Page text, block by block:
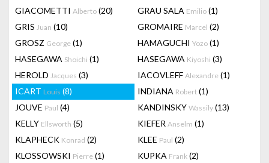
GIACOMETTI Alberto (20) GRAU SALA Emilio (1)
GRIS Juan (10) GROMAIRE Marcel (2)
GROSZ George (1) HAMAGUCHI Yozo (1)
HASEGAWA Shoichi (1) HASEGAWA Kiyoshi (3)
HEROLD Jacques (3) IACOVLEFF Alexandre (1)
ICART Louis (8) INDIANA Robert (1)
JOUVE Paul (4) KANDINSKY Wassily (13)
KELLY Ellsworth (5) KIEFER Anselm (1)
KLAPHECK Konrad (2) KLEE Paul (2)
KLOSSOWSKI Pierre (1) KUPKA Frank (2)